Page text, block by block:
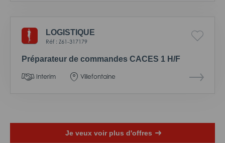
LOGISTIQUE
Réf : Z61-317179
Préparateur de commandes CACES 1 H/F
Interim Villefontaine
Je veux voir plus d'offres